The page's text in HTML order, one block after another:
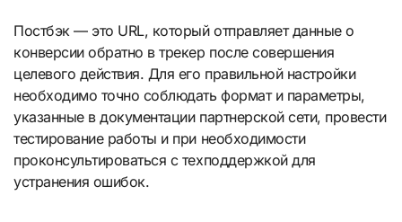
Постбэк — это URL, который отправляет данные о
конверсии обратно в трекер после совершения
целевого действия. Для его правильной настройки
необходимо точно соблюдать формат и параметры,
указанные в документации партнерской сети, провести
тестирование работы и при необходимости
проконсультироваться с техподдержкой для
устранения ошибок.